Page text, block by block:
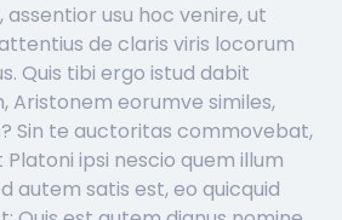
assentior usu hoc venire, ut
de claris viris locorum
Quis tibi ergo istud dabit
Aristonem eorumve similes,
Sin te auctoritas commovebat,
ipsi nescio quem illum
autem satis est, eo quicquid